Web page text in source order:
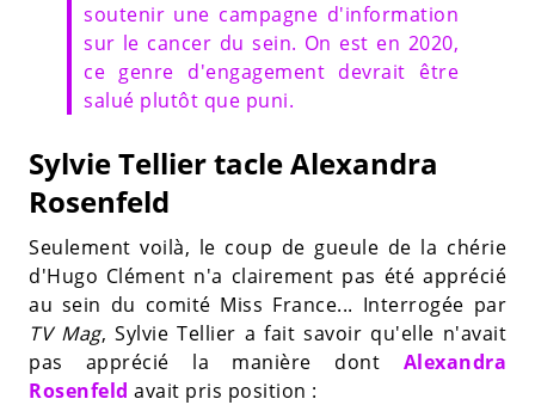
soutenir une campagne d'information
sur le cancer du sein. On est en 2020,
ce genre d'engagement devrait être
salué plutôt que puni.
Sylvie Tellier tacle Alexandra
Rosenfeld
Seulement voilà, le coup de gueule de la chérie
d'Hugo Clément n'a clairement pas été apprécié
au sein du comité Miss France... Interrogée par
TV Mag, Sylvie Tellier a fait savoir qu'elle n'avait
pas apprécié la manière dont Alexandra
Rosenfeld avait pris position :